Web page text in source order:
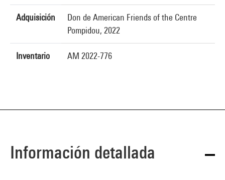
Adquisición
Don de American Friends of the Centre
Pompidou, 2022
Inventario AM 2022-776
Información detallada